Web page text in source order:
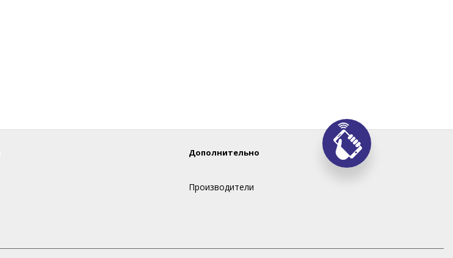
Дополнительно
Производители